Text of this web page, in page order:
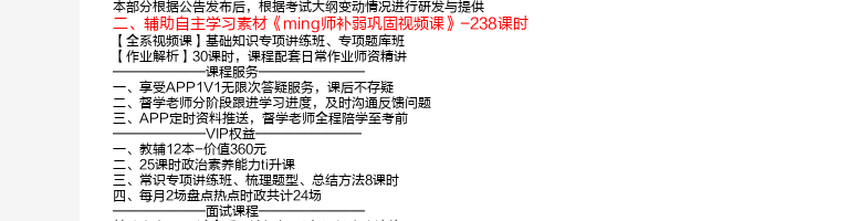
本部分根据公告发布后，根据考试大纲变动情况进行研发与提供
二、辅助自主学习素材《ming师补弱巩固视频课》-238课时
【全系视频课】基础知识专项讲练班、专项题库班
【作业解析】30课时，课程配套日常作业师资精讲
———————课程服务————————
一、享受APP1V1无限次答疑服务，课后不存疑
二、督学老师分阶段跟进学习进度，及时沟通反馈问题
三、APP定时资料推送，督学老师全程陪学至考前
———————VIP权益————————
一、教辅12本-价值360元
二、25课时政治素养能力ti升课
三、常识专项讲练班、梳理题型、总结方法8课时
四、每月2场盘点热点时政共计24场
———————面试课程————————